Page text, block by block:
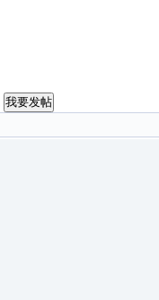
我要发帖